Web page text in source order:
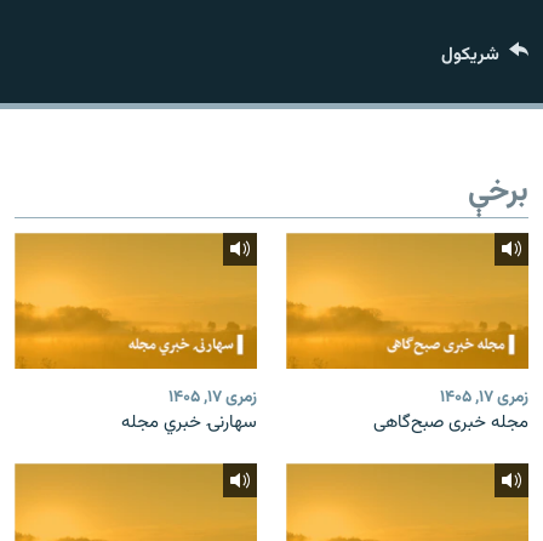
راسره ملګري شئ
د ازادې اروپا/ ازادي راډيو ټولې پاڼې
شريکول
برخې
زمری ۱۷, ۱۴۰۵
مجله خبری صبح‌گاهی
زمری ۱۷, ۱۴۰۵
سهارنۍ خبري مجله